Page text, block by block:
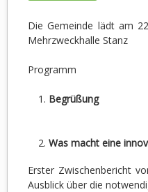
Die Gemeinde lädt am
Mehrzweckhalle Stanz
Programm
Begrüßung
Was macht eine
Erster Zwischenbericht
Ausblick über die